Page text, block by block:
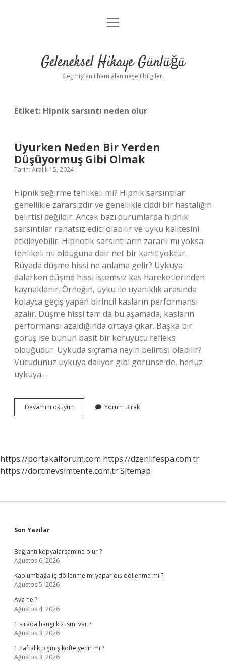
Anasayfa
Yasal Uyarı
menüyü
Geleneksel Hikaye Günlüğü
Geçmişten ilham alan neşeli bilgiler!
Etiket: Hipnik sarsıntı neden olur
Uyurken Neden Bir Yerden
Düşüyormuş Gibi Olmak
Tarih: Aralık 15, 2024
Hipnik seğirme tehlikeli mi? Hipnik sarsıntılar
genellikle zararsızdır ve genellikle ciddi bir hastalığın
belirtisi değildir. Ancak bazı durumlarda hipnik
sarsıntılar rahatsız edici olabilir ve uyku kalitesini
etkileyebilir. Hipnotik sarsıntıların zararlı mı yoksa
tehlikeli mi olduğuna dair net bir kanıt yoktur.
Rüyada düşme hissi ne anlama gelir? Uykuya
dalarken düşme hissi istemsiz kas hareketlerinden
kaynaklanır. Örneğin, uyku ile uyanıklık arasında
kolayca geçiş yapan birincil kasların performansı
azalır. Düşme hissi tam da bu aşamada, kasların
performansı azaldığında ortaya çıkar. Başka bir
görüş ise bunun basit bir koruyucu refleks
olduğudur. Uykuda sıçrama neyin belirtisi olabilir?
Vücudunuz uykuya dalıyor gibi görünse de, henüz
uykuya…
Devamını okuyun Uyurken
Neden
Olmak
Yorum Bırak
https://portakalforum.com https://dzenlifespa.com.tr
https://dortmevsimtente.com.trSitemap
Sidebar
Son Yazılar
Bağlantı kopyalarsam ne olur ?
Ağustos 6, 2026
Kaplumbağa iç döllenme mi yapar dış döllenme mi ?
Ağustos 5, 2026
Ava ne ?
Ağustos 4, 2026
1 sırada hangi kız ismi var ?
Ağustos 3, 2026
1 haftalık pişmiş köfte yenir mi ?
Ağustos 3, 2026